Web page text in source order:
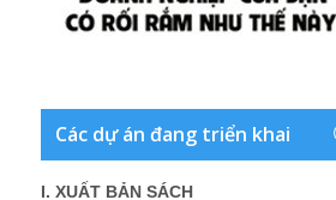
Các dự án đang triển khai
I. XUẤT BẢN SÁCH